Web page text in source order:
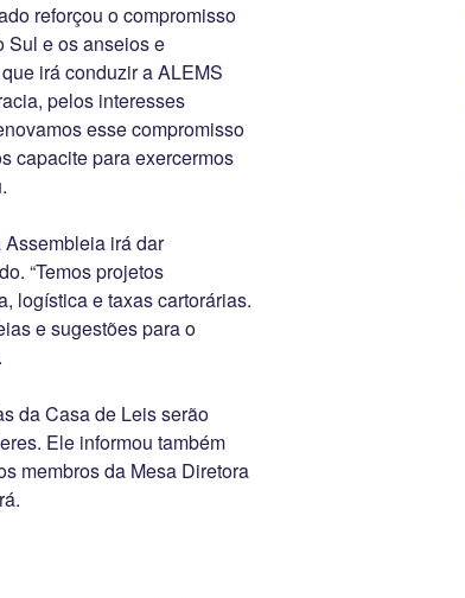
reforçou o compromisso
Sul e os anseios e
irá conduzir a ALEMS
pelos interesses
esse compromisso
capacite para exercermos
irá dar
“Temos projetos
logística e taxas cartorárias.
e sugestões para o
da Casa de Leis serão
Ele informou também
membros da Mesa Diretora